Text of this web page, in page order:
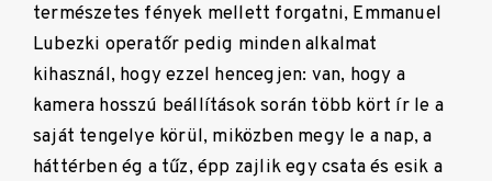
természetes fények mellett forgatni, Emmanuel
Lubezki operatőr pedig minden alkalmat
kihasznál, hogy ezzel hencegjen: van, hogy a
kamera hosszú beállítások során több kört ír le a
saját tengelye körül, miközben megy le a nap, a
háttérben ég a tűz, épp zajlik egy csata és esik a